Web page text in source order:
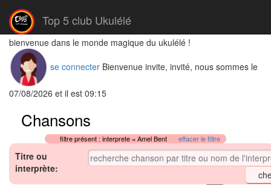
Top 5 club Ukulélé
bienvenue dans le monde magique du ukulélé !
se connecter Bienvenue invite, invité, nous sommes le
07/08/2026 et il est 09:15
Chansons
filtre présent : interprete = Amel Bent effacer le filtre
Titre ou
interprète: